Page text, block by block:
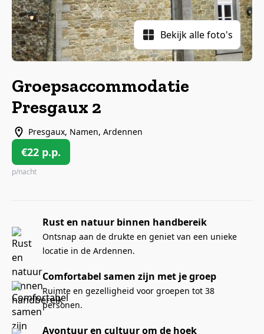
Bekijk alle foto's
Groepsaccommodatie
Presgaux 2
Presgaux, Namen, Ardennen
€22 p.p.
p/nacht
Rust en natuur binnen handbereik
Ontsnap aan de drukte en geniet van een unieke
locatie in de Ardennen.
Comfortabel samen zijn met je groep
Ruimte en gezelligheid voor groepen tot 38
personen.
Avontuur en cultuur om de hoek